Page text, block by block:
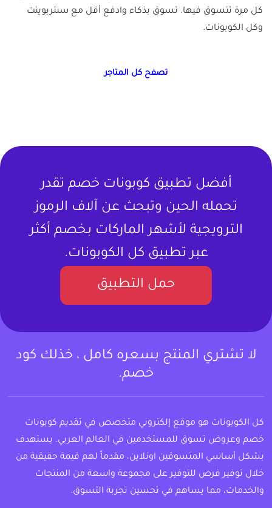
كل مرة تتسوق فيها. تسوق بذكاء وادفع أقل مع سنتربوينت
وكل الكوبونات.
تصفح كل المتاجر
أفضل تطبيق كوبونات خصم تقدر
تحمله الحين وتبحث عن آلاف الرموز
الترويجية لأشهر الماركات بخصم أكثر
عبر تطبيق كل الكوبونات.
حمل التطبيق
لا تشتري المنتج بسعره كامل ، خذلك كود
خصم.
كل الكوبونات هو موقع إلكتروني متخصص في تقديم كوبونات
خصم وعروض تسوق للمستخدمين في العالم العربي. يستهدف
بشكل أساسي المتسوقين اونلاين، مقدماً لهم قيمة حقيقية من
خلال توفير فرص للتوفير على مجموعة واسعة من المنتجات
والخدمات، مما يساهم في تحسين تجربة التسوق.